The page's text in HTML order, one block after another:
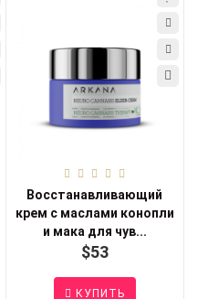
Восстанавливающий
крем с маслами конопли
и мака для чув...
$53
КУПИТЬ